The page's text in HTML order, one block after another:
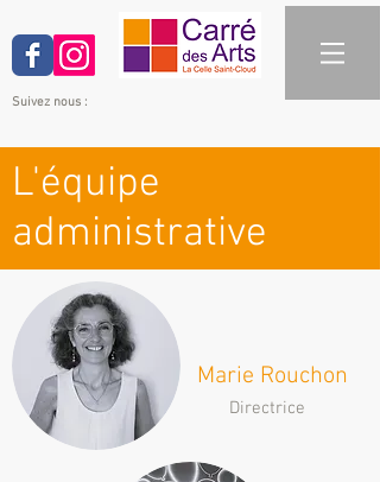
Suivez nous :
L'équipe
administrative
Directrice
Marie Rouchon